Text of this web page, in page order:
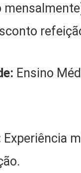
Ensino
Experiência